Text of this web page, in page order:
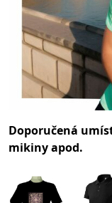
Doporučená
mikiny apod.